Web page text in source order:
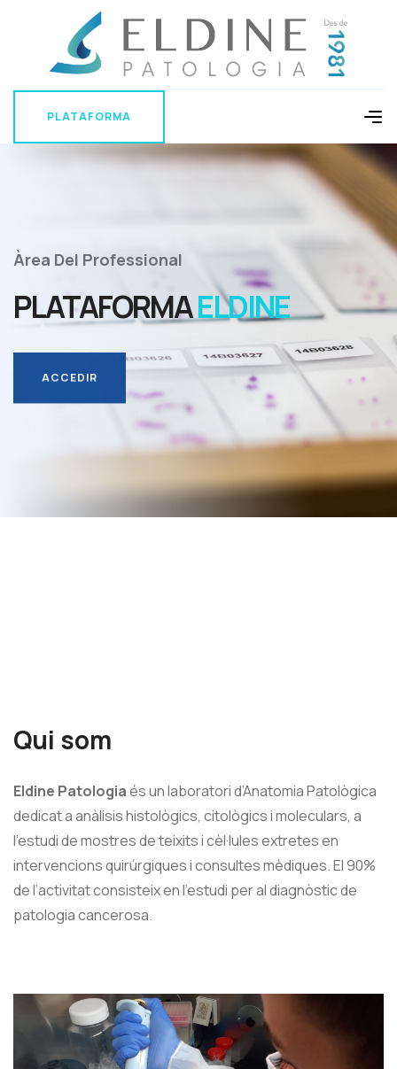
PLATAFORMA
Àrea Del Professional
PLATAFORMAELDINE
ACCEDIR
Qui som
Eldine Patologiaés un laboratori d’Anatomia Patològica
dedicat a anàlisis histològics, citològics i moleculars, a
l’estudi de mostres de teixits i cèl·lules extretes en
intervencions quirúrgiques i consultes mèdiques. El 90%
de l’activitat consisteix en l’estudi per al diagnòstic de
patologia cancerosa.